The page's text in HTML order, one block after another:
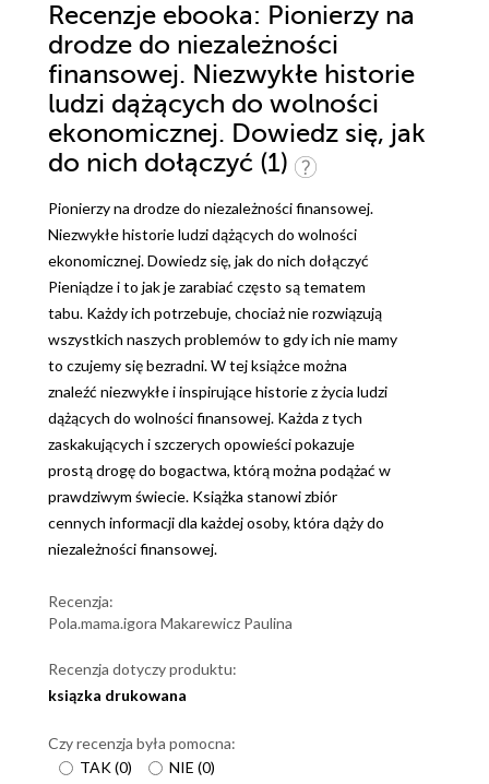
Recenzje ebooka: Pionierzy na
drodze do niezależności
finansowej. Niezwykłe historie
ludzi dążących do wolności
ekonomicznej. Dowiedz się, jak
do nich dołączyć (1)
Pionierzy na drodze do niezależności finansowej.
Niezwykłe historie ludzi dążących do wolności
ekonomicznej. Dowiedz się, jak do nich dołączyć
Pieniądze i to jak je zarabiać często są tematem
tabu. Każdy ich potrzebuje, chociaż nie rozwiązują
wszystkich naszych problemów to gdy ich nie mamy
to czujemy się bezradni. W tej książce można
znaleźć niezwykłe i inspirujące historie z życia ludzi
dążących do wolności finansowej. Każda z tych
zaskakujących i szczerych opowieści pokazuje
prostą drogę do bogactwa, którą można podążać w
prawdziwym świecie. Książka stanowi zbiór
cennych informacji dla każdej osoby, która dąży do
niezależności finansowej.
Recenzja:
Pola.mama.igora Makarewicz Paulina
Recenzja dotyczy produktu:
ksiązka drukowana
Czy recenzja była pomocna:
TAK(0) NIE (0)